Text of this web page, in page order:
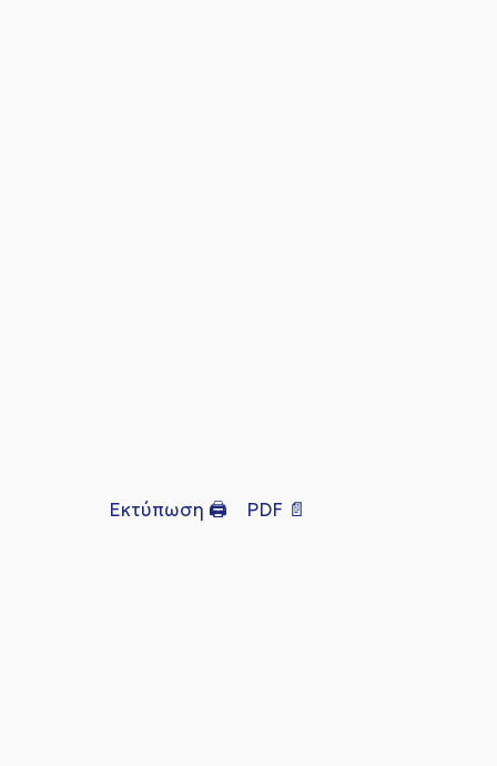
Εκτύπωση 🖨 PDF 📄